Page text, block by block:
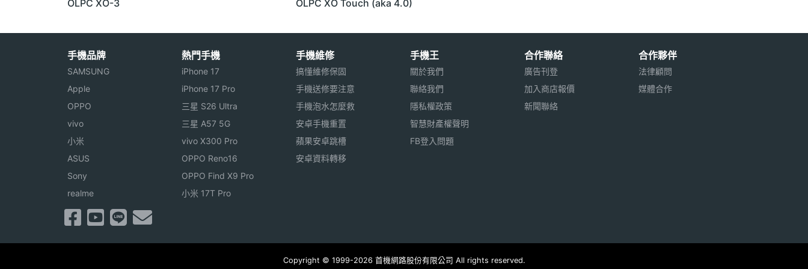
OLPC XO-3 OLPC XO Touch (aka 4.0)
手機品牌
SAMSUNG
Apple
OPPO
vivo
小米
ASUS
Sony
realme
熱門手機
iPhone 17
iPhone 17 Pro
三星 S26 Ultra
三星 A57 5G
vivo X300 Pro
OPPO Reno16
OPPO Find X9 Pro
小米 17T Pro
手機維修
搞懂維修保固
手機送修要注意
手機泡水怎麼救
安卓手機重置
蘋果安卓跳槽
安卓資料轉移
手機王
關於我們
聯絡我們
隱私權政策
智慧財產權聲明
FB登入問題
合作聯絡
廣告刊登
加入商店報價
新聞聯絡
合作夥伴
法律顧問
媒體合作
Copyright © 1999-2026 首機網路股份有限公司 All rights reserved.